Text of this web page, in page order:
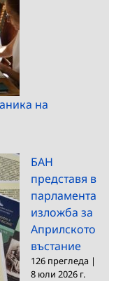
на
БАН
представя в
парламента
изложба за
Априлското
въстание
126 прегледа |
8 юли 2026 г.